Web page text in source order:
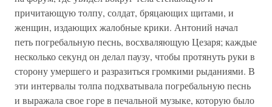
причитающую толпу, солдат, бряцающих щитами, и
женщин, издающих жалобные крики. Антоний начал
петь погребальную песнь, восхваляющую Цезаря; каждые
несколько секунд он делал паузу, чтобы протянуть руки в
сторону умершего и разразиться громкими рыданиями. В
эти интервалы толпа подхватывала погребальную песнь
и выражала свое горе в печальной музыке, которую было